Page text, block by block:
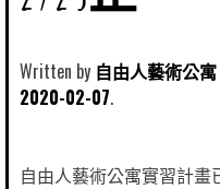
Written by 自由人藝術公
2020-02-07
自由人藝術公寓實習計